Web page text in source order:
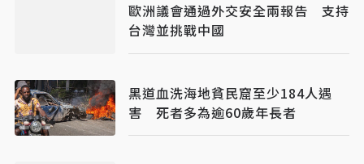
歐洲議會通過外交安全兩報告 支持
台灣並挑戰中國
黑道血洗海地貧民窟至少184人遇
害 死者多為逾60歲年長者